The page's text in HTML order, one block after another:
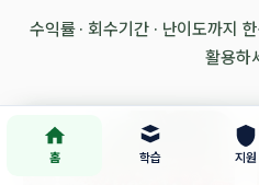
수익률 · 회수기간 · 난이도까지
활용하
홈 학습 지원